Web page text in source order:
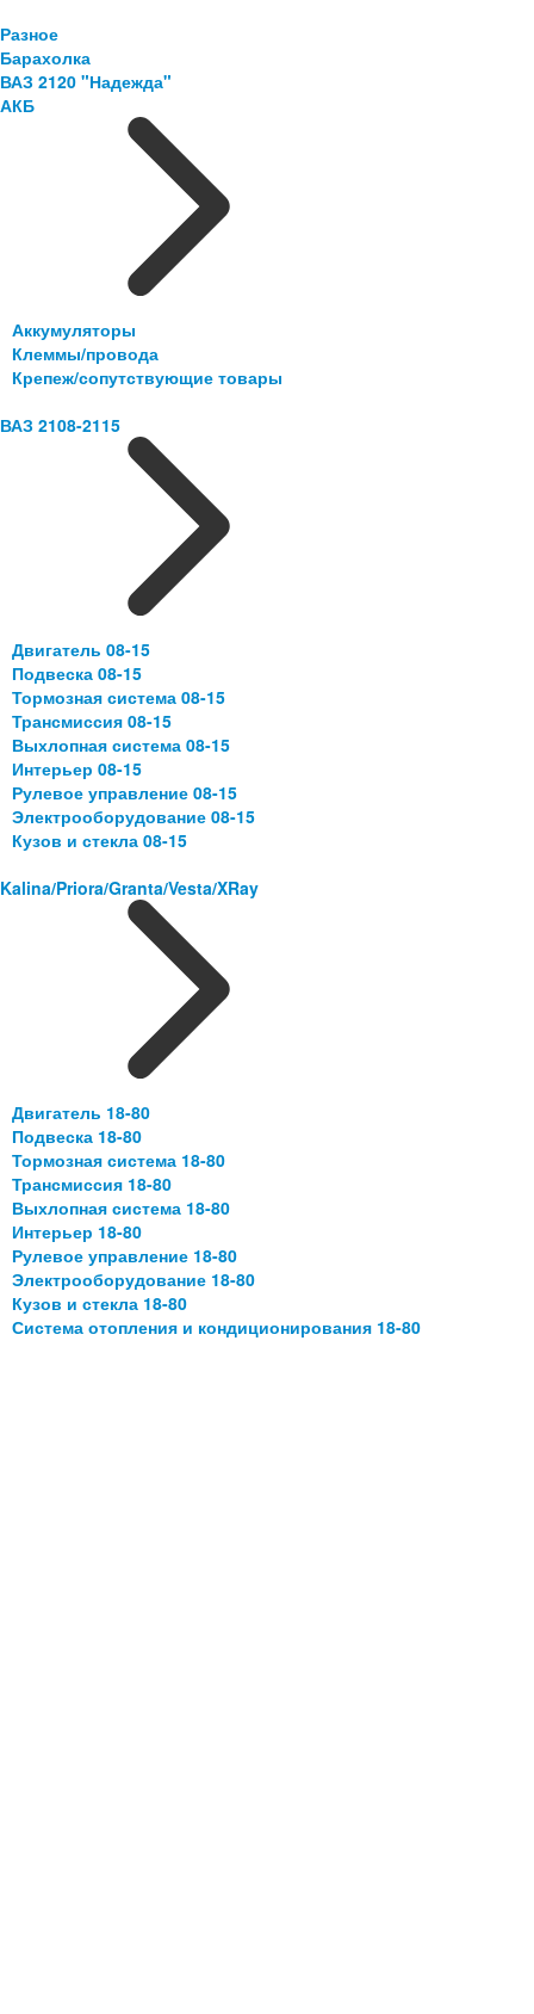
Разное
Барахолка
ВАЗ 2120 "Надежда"
АКБ
Аккумуляторы
Клеммы/провода
Крепеж/сопутствующие товары
ВАЗ 2108-2115
Двигатель 08-15
Подвеска 08-15
Тормозная система 08-15
Трансмиссия 08-15
Выхлопная система 08-15
Интерьер 08-15
Рулевое управление 08-15
Электрооборудование 08-15
Кузов и стекла 08-15
Kalina/Priora/Granta/Vesta/XRay
Двигатель 18-80
Подвеска 18-80
Тормозная система 18-80
Трансмиссия 18-80
Выхлопная система 18-80
Интерьер 18-80
Рулевое управление 18-80
Электрооборудование 18-80
Кузов и стекла 18-80
Система отопления и кондиционирования 18-80